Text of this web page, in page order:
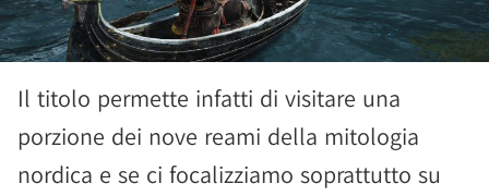
Il titolo permette infatti di visitare una
porzione dei nove reami della mitologia
nordica e se ci focalizziamo soprattutto su